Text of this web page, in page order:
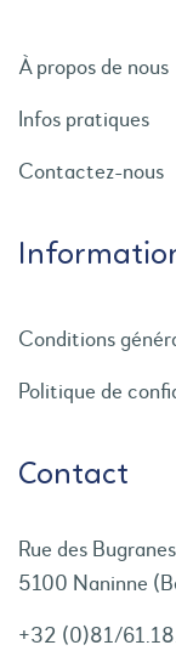
À propos de nous
Infos pratiques
Contactez-nous
Conditions
Politique de
Contact
Rue des
5100 Naninne
+32 (0)81/